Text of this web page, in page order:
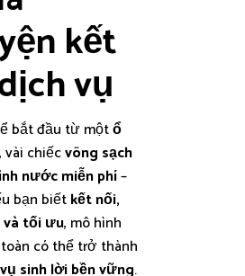
kết
vụ
bắt đầu từ mộtổ
, vài chiếcvõng sạch
nước miễn phí–
bạn biếtkết nối,
và tối ưu, mô hình
có thể trở thành
sinh lời bền vững.